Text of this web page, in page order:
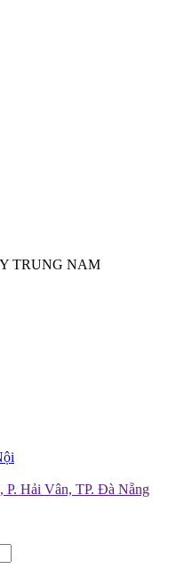
TRUNG NAM
P. Hải Vân, TP. Đà Nẵng